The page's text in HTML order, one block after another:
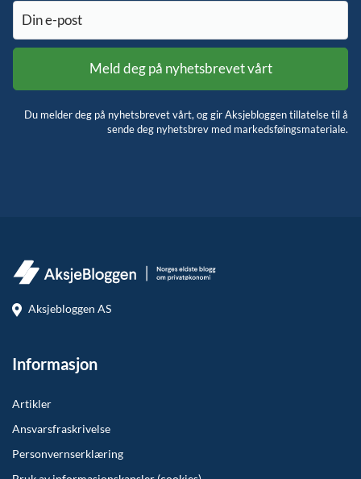
Du melder deg på nyhetsbrevet vårt, og gir Aksjebloggen tillatelse til å
sende deg nyhetsbrev med markedsføingsmateriale.
Aksjebloggen AS
Informasjon
Artikler
Ansvarsfraskrivelse
Personvernserklæring